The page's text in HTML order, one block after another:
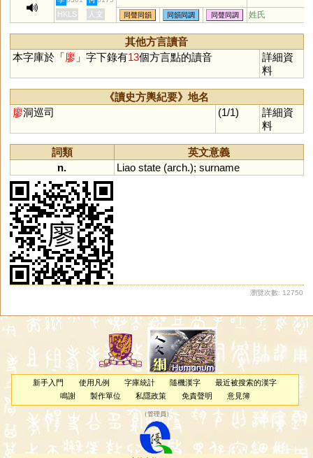
HKLS 人文 同聲同韻 同韻同調 同聲同調 姓氏
其他方言讀音
本字庫於「廖」字下錄有13個方言點的讀音
詳細資
料
《讀史方輿紀要》地名
廖洞巡司 (1/1)
詳細資
料
詞類
英文意義
n.
Liao state(arch.); surname
瀏覽次數: 12750
新手入門 使用凡例 字庫統計 隨機漢字
最近被搜索的漢字
鳴謝
製作單位 私隱政策 免責聲明 意見簿
（管理員 ）